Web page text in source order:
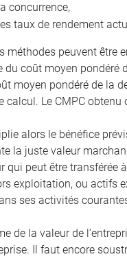
concurrence,
taux de rendement
méthodes peuvent être
du coût moyen pondéré
moyen pondéré de la
calcul. Le CMPC
alors le bénéfice
la juste valeur
qui peut être transférée
exploitation, ou actifs
ses activités
de la valeur de
Il faut encore